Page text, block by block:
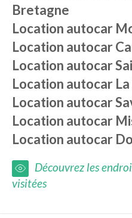
Bretagne
Location autocar
Location autocar
Location autocar
Location autocar
Location autocar
Location autocar
Location autocar
Découvrez les
visitées